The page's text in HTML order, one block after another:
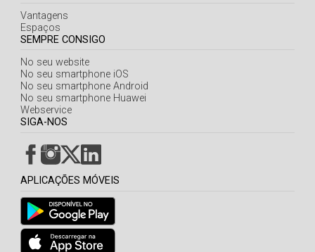
Vantagens
Espaços
SEMPRE CONSIGO
No seu website
No seu smartphone iOS
No seu smartphone Android
No seu smartphone Huawei
Webservice
SIGA-NOS
APLICAÇÕES MÓVEIS